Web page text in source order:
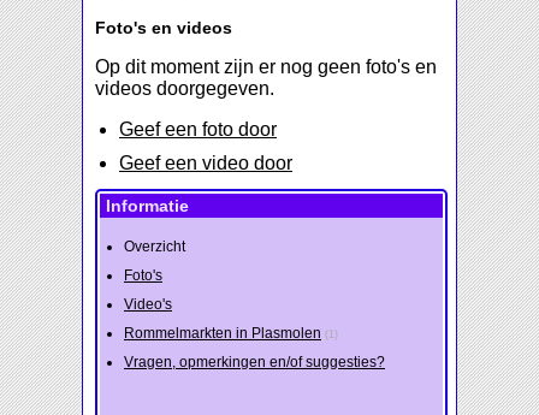
Foto's en videos
Op dit moment zijn er nog geen foto's en
videos doorgegeven.
Geef een foto door
Geef een video door
Informatie
Overzicht
Foto's
Video's
Rommelmarkten in Plasmolen (1)
Vragen, opmerkingen en/of suggesties?